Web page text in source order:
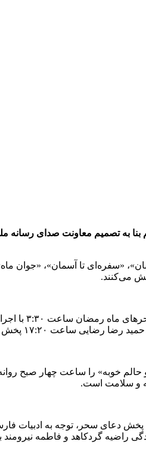
به تصمیم معاونت صدای رسانه
«سفره‌ای تا آسمان»، «جوان
می‌کنند.
«قرار بی‌قراران»
ساعت ۱۷:۲۰ پخش می‌شود.
خوبه» را ساعت چهار صبح
سحر، توجه به ادبیات
راضیه گردکاهد و فاطمه